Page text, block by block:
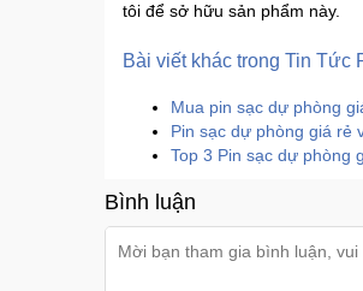
tôi để sở hữu sản phẩm này.
Bài viết khác trong Tin Tức
Mua pin sạc dự phòng
Pin sạc dự phòng giá rẻ
Top 3 Pin sạc dự phòng
Bình luận